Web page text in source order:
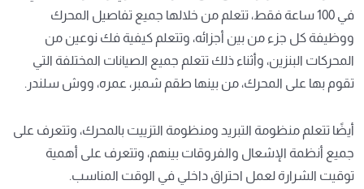
في 100 ساعة فقط، تتعلم من خلالها جميع تفاصيل المحرك
ووظيفة كل جزء من بين أجزائه، وتتعلم كيفية فك نوعين من
المحركات البنزين، وأثناء ذلك تتعلم جميع الصيانات المختلفة التي
تقوم بها على المحرك، من بينها طقم شمبر، عمره، ووش سلندر.
أيضًا تتعلم منظومة التبريد ومنظومة التزييت بالمحرك، وتتعرف على
جميع أنظمة الإشعال والفروقات بينهم، وتتعرف على أهمية
توقيت الشرارة لعمل احتراق داخلي في الوقت المناسب.